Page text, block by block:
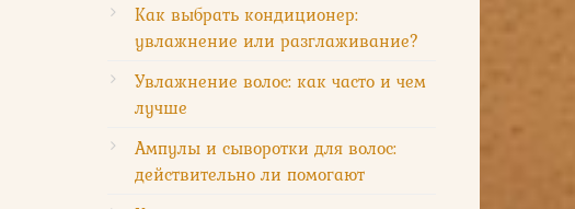
Как выбрать кондиционер:
увлажнение или разглаживание?
Увлажнение волос: как часто и чем
лучше
Ампулы и сыворотки для волос:
действительно ли помогают